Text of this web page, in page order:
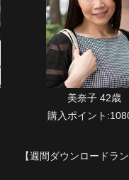
美奈子 42歳
購入ポイント
【週間ダウンロードラン